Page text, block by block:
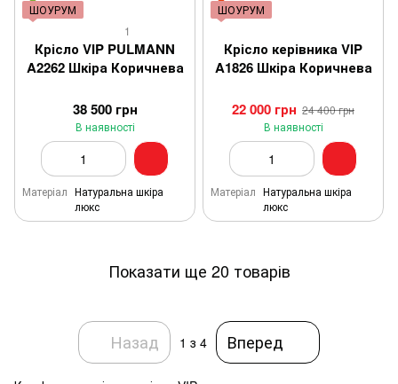
ШОУРУМ
1
Крісло VIP PULMANN
A2262 Шкіра Коричнева
38 500 грн
В наявності
Матеріал Натуральна шкіра
люкс
ШОУРУМ
Крісло керівника VIP
A1826 Шкіра Коричнева
22 000 грн 24 400 грн
В наявності
Матеріал Натуральна шкіра
люкс
Показати ще 20 товарів
Назад 1 з 4 Вперед